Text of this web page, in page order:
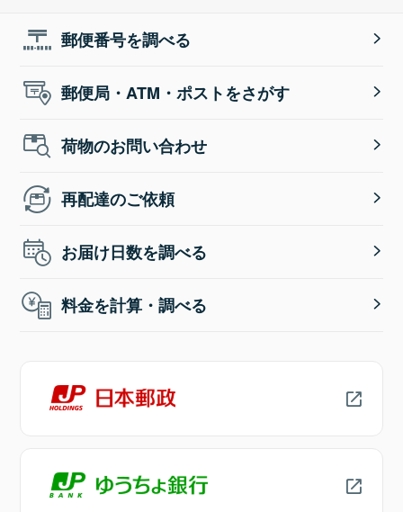
郵便番号を調べる
郵便局・ATM・ポストをさがす
荷物のお問い合わせ
再配達のご依頼
お届け日数を調べる
料金を計算・調べる